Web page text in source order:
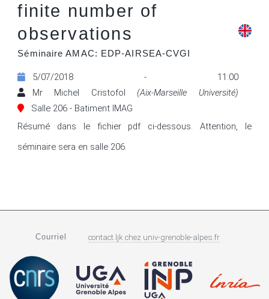
finite number of
observations
Séminaire AMAC: EDP-AIRSEA-CVGI
5/07/2018 - 11:00
Mr Michel Cristofol(Aix-Marseille Université)
Salle 206 - Batiment IMAG
Résumé dans le fichier pdf ci-dessous. Attention, le
séminaire sera en salle 206.
Courriel contact.ljk chez univ-grenoble-alpes.fr